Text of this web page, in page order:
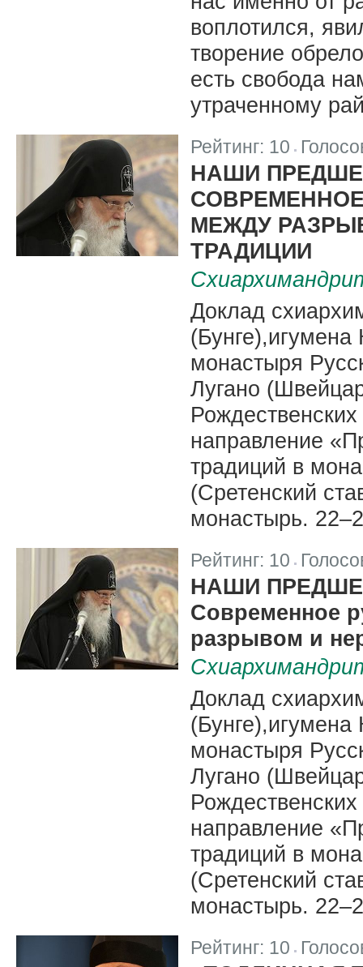
воплотился,
творение
есть свобода
утраченному
Рейтинг: 10 |
НАШИ
МЕЖДУ
ТРАДИЦИИ
Доклад
(Бунге),игумена
монастыря
Лугано
направление
традиций в
(Сретенский
монастырь.
Рейтинг: 10
НАШИ
Современное
разрывом и
Доклад
(Бунге),игумена
монастыря
Лугано
направление
традиций в
(Сретенский
монастырь.
Рейтинг: 10